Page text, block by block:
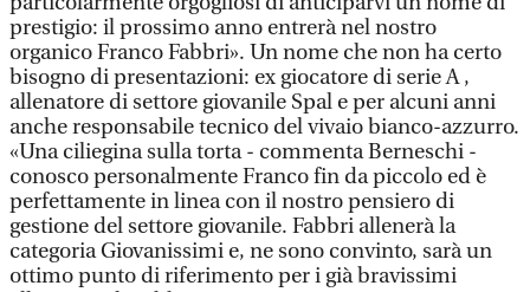
prestigio: il prossimo anno entrerà nel nostro
organico Franco Fabbri». Un nome che non ha certo
bisogno di presentazioni: ex giocatore di serie A ,
allenatore di settore giovanile Spal e per alcuni anni
anche responsabile tecnico del vivaio bianco-azzurro.
«Una ciliegina sulla torta - commenta Berneschi -
conosco personalmente Franco fin da piccolo ed è
perfettamente in linea con il nostro pensiero di
gestione del settore giovanile. Fabbri allenerà la
categoria Giovanissimi e, ne sono convinto, sarà un
ottimo punto di riferimento per i già bravissimi